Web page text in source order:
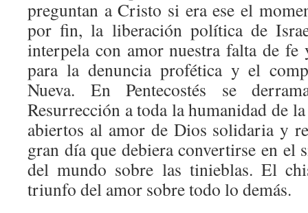
preguntan a Cristo si era ese el
por fin, la liberación política de
interpela con amor nuestra falta de
para la denuncia profética y el
Nueva. En Pentecostés se
Resurrección a toda la humanidad de
abiertos al amor de Dios solidaria y
gran día que debiera convertirse en el
del mundo sobre las tinieblas. El
triunfo del amor sobre todo lo demás.